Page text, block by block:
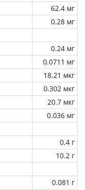
62.4 мг
0.28 мг
0.24 мг
0.0711 мг
18.21 мкг
0.302 мкг
20.7 мкг
0.036 мг
0.4 г
10.2 г
0.081 г